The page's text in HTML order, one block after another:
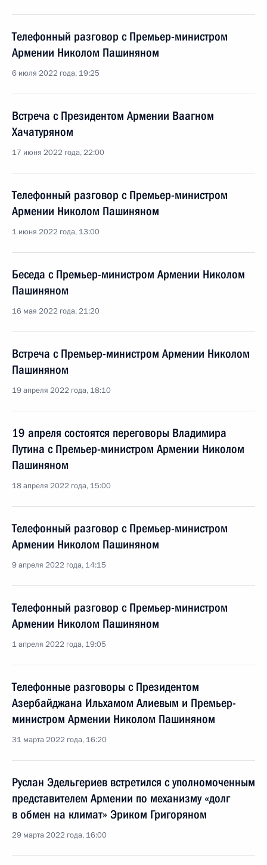
Телефонный разговор с Премьер-министром
Армении Николом Пашиняном
6 июля 2022 года, 19:25
Встреча с Президентом Армении Ваагном
Хачатуряном
17 июня 2022 года, 22:00
Телефонный разговор с Премьер-министром
Армении Николом Пашиняном
1 июня 2022 года, 13:00
Беседа с Премьер-министром Армении Николом
Пашиняном
16 мая 2022 года, 21:20
Встреча с Премьер-министром Армении Николом
Пашиняном
19 апреля 2022 года, 18:10
19 апреля состоятся переговоры Владимира
Путина с Премьер-министром Армении Николом
Пашиняном
18 апреля 2022 года, 15:00
Телефонный разговор с Премьер-министром
Армении Николом Пашиняном
9 апреля 2022 года, 14:15
Телефонный разговор с Премьер-министром
Армении Николом Пашиняном
1 апреля 2022 года, 19:05
Телефонные разговоры с Президентом
Азербайджана Ильхамом Алиевым и Премьер-
министром Армении Николом Пашиняном
31 марта 2022 года, 16:20
Руслан Эдельгериев встретился с уполномоченным
представителем Армении по механизму «долг
в обмен на климат» Эриком Григоряном
29 марта 2022 года, 16:00